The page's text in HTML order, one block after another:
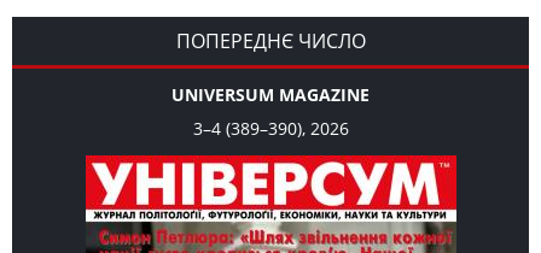
Editorial Oleh K. Romanchuk Журавель і синиця як
уособлення української політстратегії й тактики
ПОПЕРЕДНЄ ЧИСЛО
UNIVERSUM MAGAZINE
3–4 (389–390), 2026